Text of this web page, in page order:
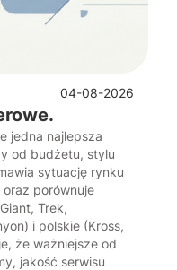
04-08-2026
jedna najlepsza
od budżetu, stylu
sytuację rynku
oraz porównuje
Trek,
i polskie (Kross,
że ważniejsze od
jakość serwisu